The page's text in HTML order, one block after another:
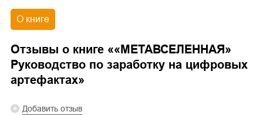
О книге
Отзывы о книге ««МЕТАВСЕЛЕННАЯ»
Руководство по заработку на цифровых
артефактах»
Добавить отзыв